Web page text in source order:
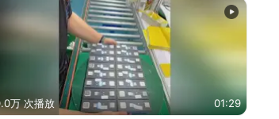
万 次播放 01:29